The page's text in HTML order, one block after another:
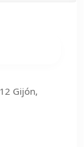
Gijón,